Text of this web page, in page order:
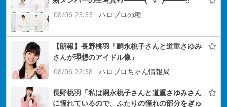
08/06 23:33
ハロプロの種
【朗報】長野桃羽「嗣永桃子さんと道重さゆみ
さんが理想のアイドル像」
08/06 22:38
ハロプロちゃん情報局
長野桃羽「私は嗣永桃子さんと道重さゆみさん
に憧れているので、ふたりの憧れの部分をぎゅ